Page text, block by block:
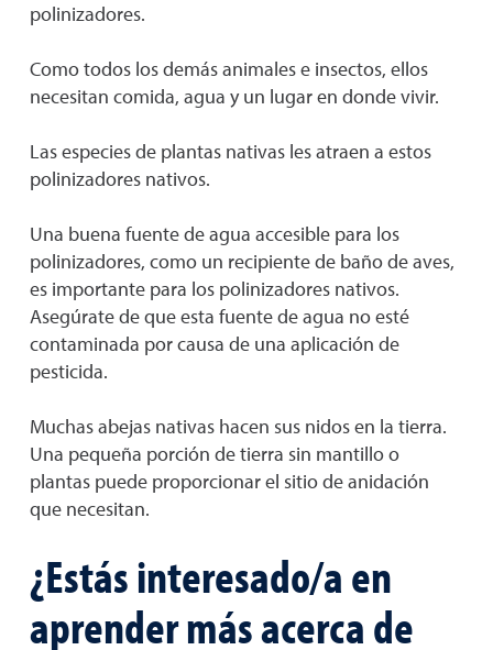
polinizadores.
Como todos los demás animales e insectos, ellos
necesitan comida, agua y un lugar en donde vivir.
Las especies de plantas nativas les atraen a estos
polinizadores nativos.
Una buena fuente de agua accesible para los
polinizadores, como un recipiente de baño de aves,
es importante para los polinizadores nativos.
Asegúrate de que esta fuente de agua no esté
contaminada por causa de una aplicación de
pesticida.
Muchas abejas nativas hacen sus nidos en la tierra.
Una pequeña porción de tierra sin mantillo o
plantas puede proporcionar el sitio de anidación
que necesitan.
¿Estás interesado/a en
aprender más acerca de